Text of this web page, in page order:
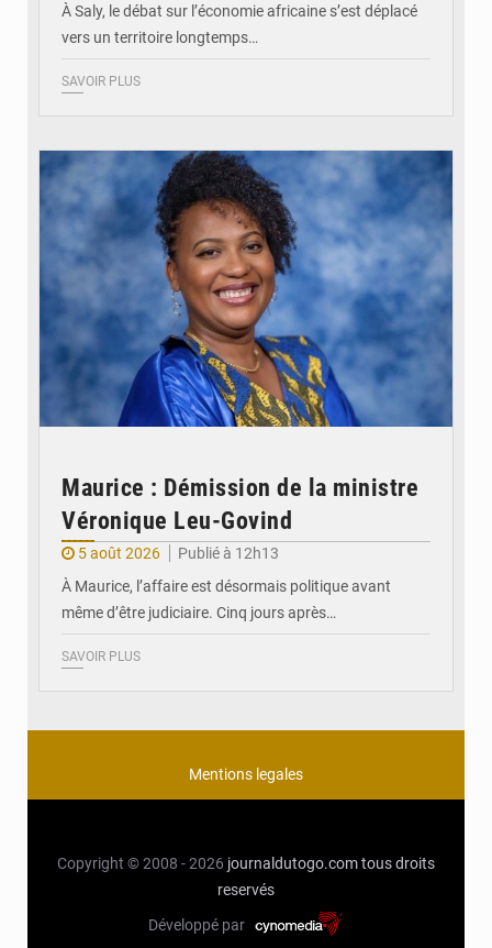
À Saly, le débat sur l’économie africaine s’est déplacé
vers un territoire longtemps…
SAVOIR PLUS
Maurice : Démission de la ministre
Véronique Leu-Govind
5 août 2026
Publié à 12h13
À Maurice, l’affaire est désormais politique avant
même d’être judiciaire. Cinq jours après…
SAVOIR PLUS
Mentions legales
Copyright © 2008 - 2026 journaldutogo.comtous droits
reservés
Développé par